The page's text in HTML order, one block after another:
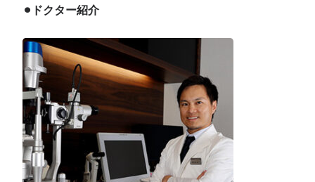
⚫︎ドクター紹介